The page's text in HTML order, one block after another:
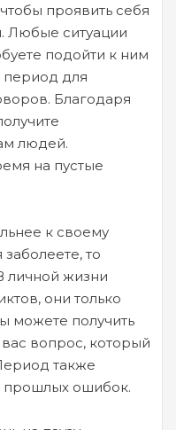
проявить себя
Любые ситуации
подойти к ним
период для
Благодаря
людей.
на пустые
к своему
то
личной жизни
они только
можете получить
вопрос, который
также
прошлых ошибок.